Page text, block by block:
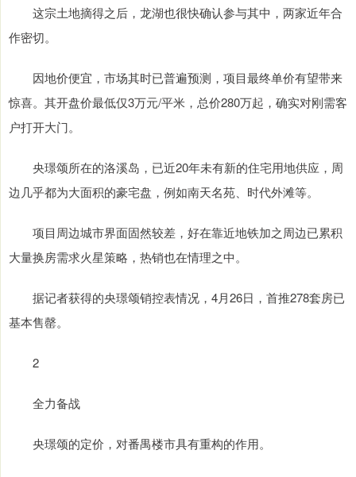
这宗土地摘得之后，龙湖也很快确认参与其中，两家近年合
作密切。
因地价便宜，市场其时已普遍预测，项目最终单价有望带来
惊喜。其开盘价最低仅3万元/平米，总价280万起，确实对刚需客
户打开大门。
央璟颂所在的洛溪岛，已近20年未有新的住宅用地供应，周
边几乎都为大面积的豪宅盘，例如南天名苑、时代外滩等。
项目周边城市界面固然较差，好在靠近地铁加之周边已累积
大量换房需求火星策略，热销也在情理之中。
据记者获得的央璟颂销控表情况，4月26日，首推278套房已
基本售罄。
2
全力备战
央璟颂的定价，对番禺楼市具有重构的作用。